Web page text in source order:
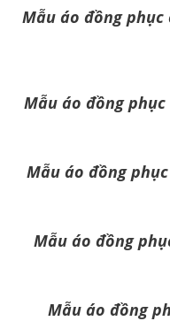
Mẫu áođồng
Mẫu áo đồng
Mẫu áo đồng
Mẫu áo đồng
Mẫu áo đồng